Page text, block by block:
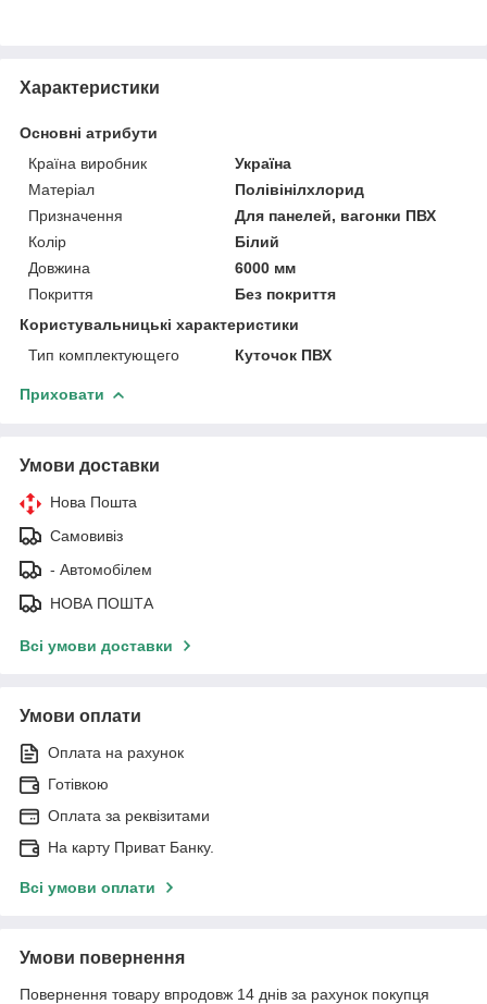
Характеристики
Основні атрибути
Країна виробник
Україна
Матеріал
Полівінілхлорид
Призначення
Для панелей, вагонки ПВХ
Колір
Білий
Довжина
6000 мм
Покриття
Без покриття
Користувальницькі характеристики
Тип комплектующего
Куточок ПВХ
Приховати
Умови доставки
Нова Пошта
Самовивіз
- Автомобілем
НОВА ПОШТА
Всі умови доставки
Умови оплати
Оплата на рахунок
Готівкою
Оплата за реквізитами
На карту Приват Банку.
Всі умови оплати
Умови повернення
Повернення товару впродовж 14 днів за рахунок покупця